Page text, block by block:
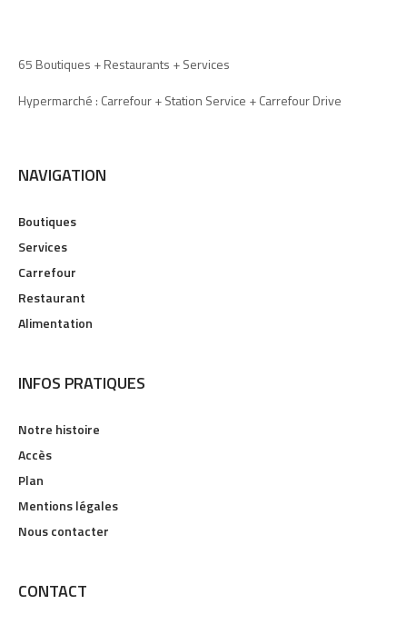
65 Boutiques + Restaurants + Services
Hypermarché : Carrefour + Station Service + Carrefour Drive
NAVIGATION
Boutiques
Services
Carrefour
Restaurant
Alimentation
INFOS PRATIQUES
Notre histoire
Accès
Plan
Mentions légales
Nous contacter
CONTACT